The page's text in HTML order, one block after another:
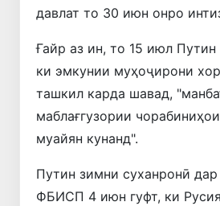
давлат то 30 июн онро
Ғайр аз ин, то 15 июл
ки эмкунии муҳоҷирони
ташкил карда шавад,
маблағгузории
муайян кунанд".
Путин зимни суханронӣ
ФБИСП 4 июн гуфт, ки